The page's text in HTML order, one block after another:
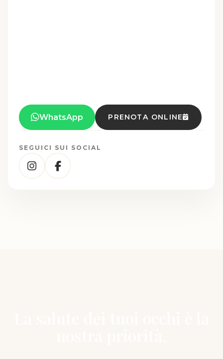
WhatsApp PRENOTA ONLINE
SEGUICI SUI SOCIAL